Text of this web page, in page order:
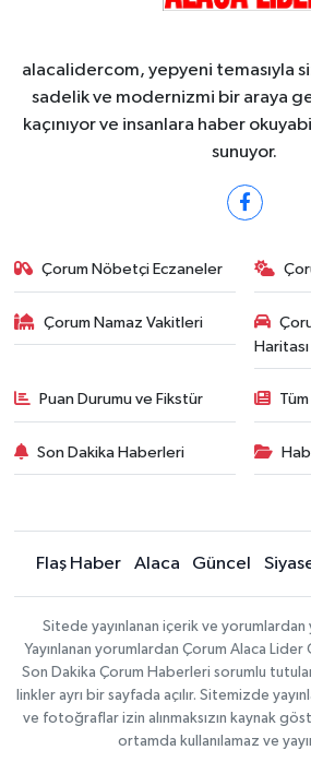
alacalidercom, yepyeni temasıyla
sadelik ve modernizmi bir araya
kaçınıyor ve insanlara haber
sunuyor.
Çorum Nöbetçi Eczaneler
Çorum Namaz Vakitleri
Haritası
Puan Durumu ve Fikstür
Son Dakika Haberleri
Flaş Haber Alaca Güncel
Sitede yayınlanan içerik ve yorumlardan
Yayınlanan yorumlardan Çorum Alaca
Son Dakika Çorum Haberleri sorumlu
linkler ayrı bir sayfada açılır. Sitemizde
ve fotoğraflar izin alınmaksızın kaynak
ortamda kullanılamaz ve